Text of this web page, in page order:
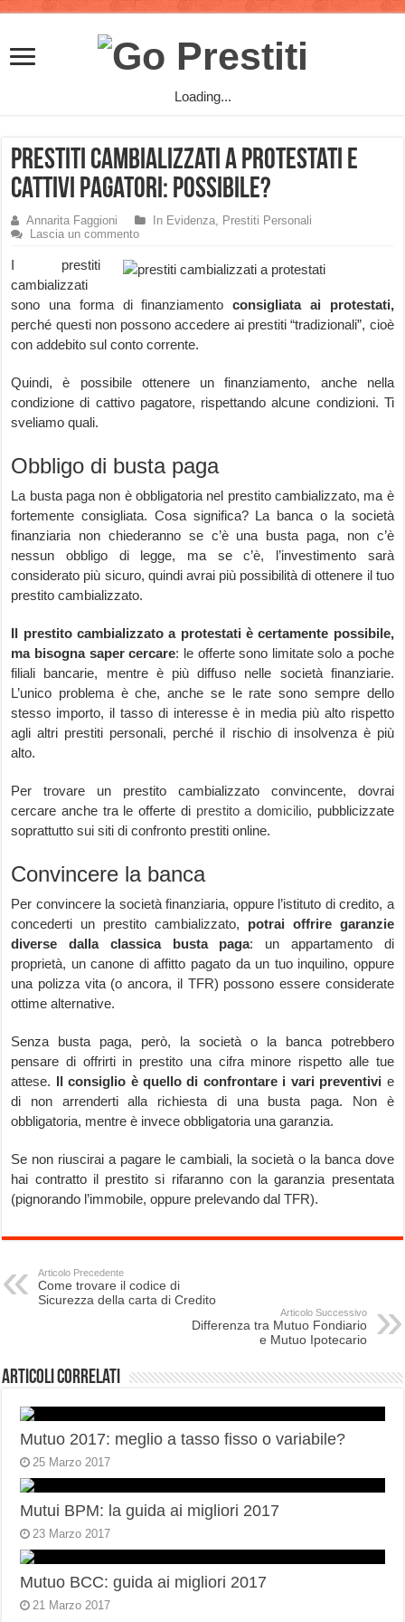
Loading...
Prestiti cambializzati a Protestati e
Cattivi pagatori: possibile?
Annarita Faggioni In Evidenza, Prestiti Personali
Lascia un commento
I prestiti
cambializzati
sono una forma di finanziamentoconsigliata ai protestati,
perché questi non possono accedere ai prestiti “tradizionali”, cioè
con addebito sul conto corrente.
Quindi, è possibile ottenere un finanziamento, anche nella
condizione di cattivo pagatore, rispettando alcune condizioni. Ti
sveliamo quali.
Obbligo di busta paga
La busta paga non è obbligatoria nel prestito cambializzato, ma è
fortemente consigliata. Cosa significa? La banca o la società
finanziaria non chiederanno se c’è una busta paga, non c’è
nessun obbligo di legge, ma se c’è, l’investimento sarà
considerato più sicuro, quindi avrai più possibilità di ottenere il tuo
prestito cambializzato.
Il prestito cambializzato a protestati è certamente possibile,
ma bisogna saper cercare: le offerte sono limitate solo a poche
filiali bancarie, mentre è più diffuso nelle società finanziarie.
L’unico problema è che, anche se le rate sono sempre dello
stesso importo, il tasso di interesse è in media più alto rispetto
agli altri prestiti personali, perché il rischio di insolvenza è più
alto.
Per trovare un prestito cambializzato convincente, dovrai
cercare anche tra le offerte di prestito a domicilio, pubblicizzate
soprattutto sui siti di confronto prestiti online.
Convincere la banca
Per convincere la società finanziaria, oppure l’istituto di credito, a
concederti un prestito cambializzato, potrai offrire garanzie
diverse dalla classica busta paga: un appartamento di
proprietà, un canone di affitto pagato da un tuo inquilino, oppure
una polizza vita (o ancora, il TFR) possono essere considerate
ottime alternative.
Senza busta paga, però, la società o la banca potrebbero
pensare di offrirti in prestito una cifra minore rispetto alle tue
attese. Il consiglio è quello di confrontare i vari preventivi e
di non arrenderti alla richiesta di una busta paga. Non è
obbligatoria, mentre è invece obbligatoria una garanzia.
Se non riuscirai a pagare le cambiali, la società o la banca dove
hai contratto il prestito si rifaranno con la garanzia presentata
(pignorando l’immobile, oppure prelevando dal TFR).
Articolo Precedente
Come trovare il codice di
Sicurezza della carta di Credito
Articolo Successivo
Differenza tra Mutuo Fondiario
e Mutuo Ipotecario
Articoli correlati
Mutuo 2017: meglio a tasso fisso o variabile?
25 Marzo 2017
Mutui BPM: la guida ai migliori 2017
23 Marzo 2017
Mutuo BCC: guida ai migliori 2017
21 Marzo 2017